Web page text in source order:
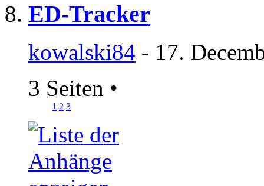
ED-Tracker
kowalski84 - 17.
3 Seiten •
1 2 3